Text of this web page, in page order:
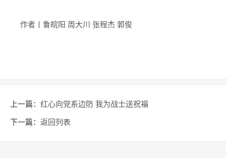
作者丨鲁皖阳 周大川 张程杰 郭俊
上一篇： 红心向党系边防 我为战士送祝福
下一篇： 返回列表